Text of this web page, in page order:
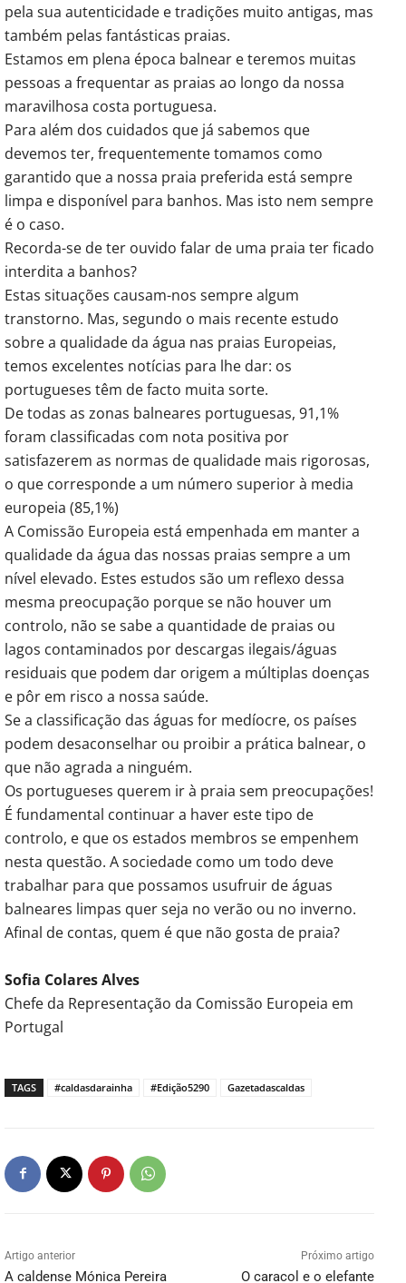
pela sua autenticidade e tradições muito antigas, mas
também pelas fantásticas praias.
Estamos em plena época balnear e teremos muitas
pessoas a frequentar as praias ao longo da nossa
maravilhosa costa portuguesa.
Para além dos cuidados que já sabemos que
devemos ter, frequentemente tomamos como
garantido que a nossa praia preferida está sempre
limpa e disponível para banhos. Mas isto nem sempre
é o caso.
Recorda-se de ter ouvido falar de uma praia ter ficado
interdita a banhos?
Estas situações causam-nos sempre algum
transtorno. Mas, segundo o mais recente estudo
sobre a qualidade da água nas praias Europeias,
temos excelentes notícias para lhe dar: os
portugueses têm de facto muita sorte.
De todas as zonas balneares portuguesas, 91,1%
foram classificadas com nota positiva por
satisfazerem as normas de qualidade mais rigorosas,
o que corresponde a um número superior à media
europeia (85,1%)
A Comissão Europeia está empenhada em manter a
qualidade da água das nossas praias sempre a um
nível elevado. Estes estudos são um reflexo dessa
mesma preocupação porque se não houver um
controlo, não se sabe a quantidade de praias ou
lagos contaminados por descargas ilegais/águas
residuais que podem dar origem a múltiplas doenças
e pôr em risco a nossa saúde.
Se a classificação das águas for medíocre, os países
podem desaconselhar ou proibir a prática balnear, o
que não agrada a ninguém.
Os portugueses querem ir à praia sem preocupações!
É fundamental continuar a haver este tipo de
controlo, e que os estados membros se empenhem
nesta questão. A sociedade como um todo deve
trabalhar para que possamos usufruir de águas
balneares limpas quer seja no verão ou no inverno.
Afinal de contas, quem é que não gosta de praia?
Sofia Colares Alves
Chefe da Representação da Comissão Europeia em
Portugal
TAGS #caldasdarainha #Edição5290 Gazetadascaldas
Artigo anterior
A caldense Mónica Pereira
Próximo artigo
O caracol e o elefante